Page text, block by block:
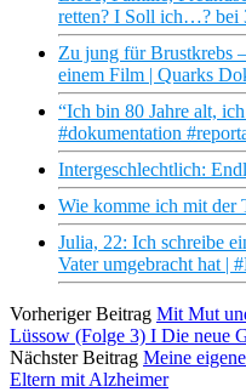
retten? I Soll ich…? bei
Zu jung für Brustkrebs
einem Film | Quarks
“Ich bin 80 Jahre alt,
#dokumentation
Intergeschlechtlich:
Wie komme ich mit der
Julia, 22: Ich schreibe
Vater umgebracht hat |
Vorheriger Beitrag Mit Mut
Lüssow (Folge 3) I Die neue
Nächster Beitrag Meine
Eltern mit Alzheimer